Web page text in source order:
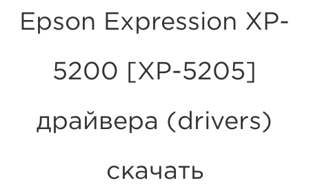
Epson Expression XP-
5200 [XP-5205]
драйвера (drivers)
скачать